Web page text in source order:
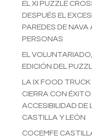
EL XI PUZZLE
DESPUÉS EL
PAREDES DE NAVA
PERSONAS
EL
EDICIÓN DEL
LA IX FOOD TRUCK
CIERRA CON
ACCESIBILIDAD DE
CASTILLA Y LEÓN
COCEMFE